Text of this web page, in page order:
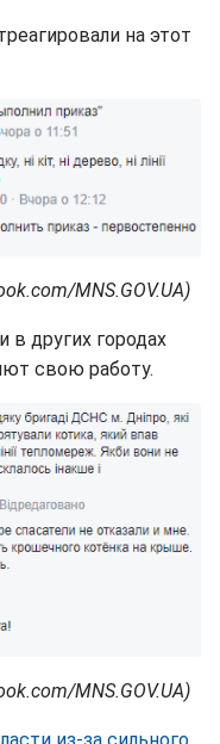
на этот
MNS.GOV.UA)
в других городах
свою работу.
MNS.GOV.UA)